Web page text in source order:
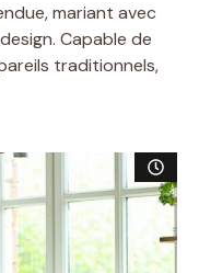
mariant avec
Capable de
traditionnels,